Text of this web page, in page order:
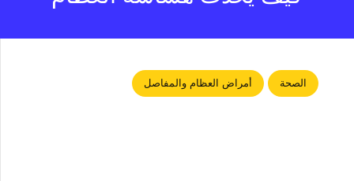
الصحة أمراض العظام والمفاصل